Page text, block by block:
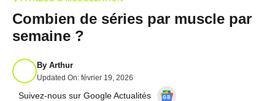
Combien de séries par muscle par
semaine ?
By Arthur
Updated On: février 19, 2026
Suivez-nous sur Google Actualités